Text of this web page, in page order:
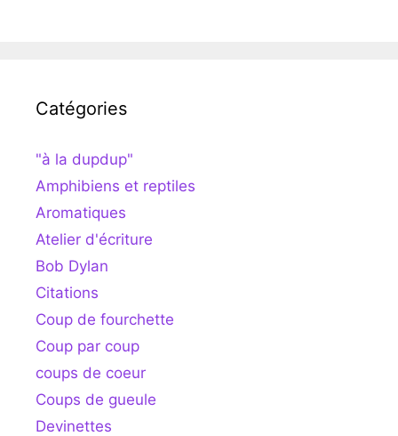
Catégories
"à la dupdup"
Amphibiens et reptiles
Aromatiques
Atelier d'écriture
Bob Dylan
Citations
Coup de fourchette
Coup par coup
coups de coeur
Coups de gueule
Devinettes